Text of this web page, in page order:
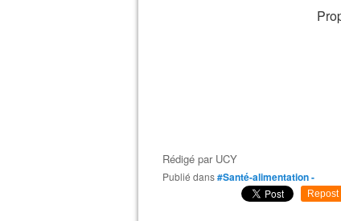
Rédigé par UCY
Publié dans#Santé-alimentation -
Repost